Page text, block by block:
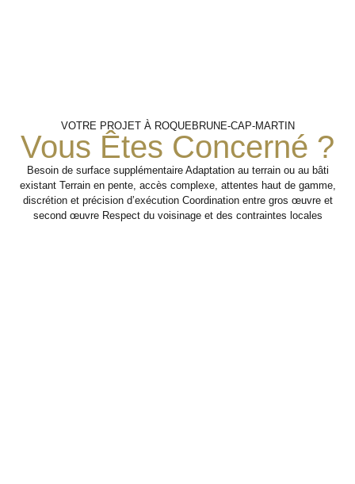
Analyse
Des
Usages
Extérieurs
Identification des
Préparation
Du Terrain
Organisation des
travaux en tenant
compte des
contraintes d’accès,
Réalisation Des
Aménagements
Mise en œuvre des travaux
extérieurs pour améliorer
l’usage, l’esthétique et la
fonctionnalité du bien.
VOTRE PROJET À ROQUEBRUNE-CAP-MARTIN
Vous Êtes Concerné ?
Besoin de surface supplémentaire Adaptation au terrain ou au bâti
existant Terrain en pente, accès complexe, attentes haut de gamme,
discrétion et précision d’exécution Coordination entre gros œuvre et
second œuvre Respect du voisinage et des contraintes locales